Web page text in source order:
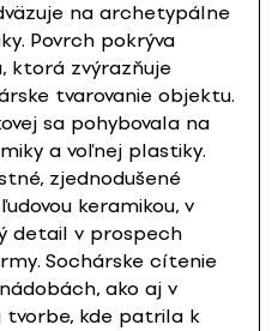
na archetypálne
Povrch pokrýva
ktorá zvýrazňuje
tvarovanie objektu.
sa pohybovala na
a voľnej plastiky.
zjednodušené
keramikou, v
detail v prospech
Sochárske cítenie
ako aj v
kde patrila k